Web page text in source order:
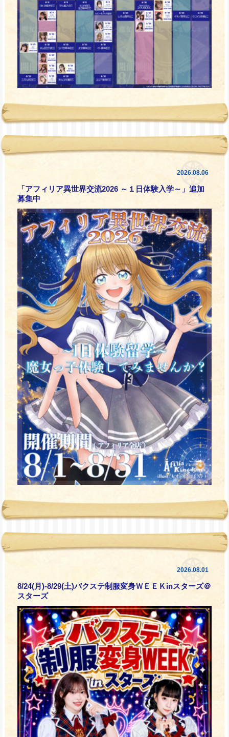
2026.08.06
「アフィリア異世界交流2026 ～１日体験入学～」追加
募集中
2026.08.01
8/24(月)-8/29(土)バクステ制服変身ＷＥＥＫinスターズ＠
スターズ